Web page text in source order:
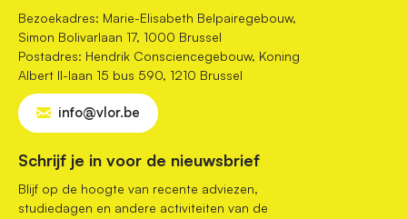
Bezoekadres: Marie-Elisabeth Belpairegebouw,
Simon Bolivarlaan 17, 1000 Brussel
Postadres: Hendrik Consciencegebouw, Koning
Albert II-laan 15 bus 590, 1210 Brussel
info@vlor.be
Schrijf je in voor de nieuwsbrief
Blijf op de hoogte van recente adviezen,
studiedagen en andere activiteiten van de